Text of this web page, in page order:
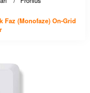
Faz (Monofaze) On-Grid